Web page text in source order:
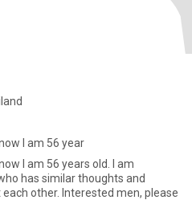
I am 56 year
I am 56 years old. I am
has similar thoughts and
other. Interested men, please